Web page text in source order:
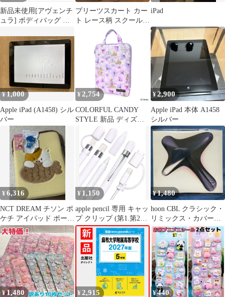
新品未使用[アヴェンチ
ュラ] ボディバッグ ウ
プリーツスカート カー
ト レース柄 スクールス
カート ハイウエスト ロ
リータ フリル ウェスト
ゴム 学院風 Ａライン
M250408-290
iPad
¥1,000
Apple iPad (A1458) シル
バー
¥ 2,754
COLORFUL CANDY
STYLE 新品 ディズニ
ー / タブレット・パソ
コンケース (11インチ) /
Rapunzel /
FASHIONABLE
PRINCESS / ラプンツェ
ル /
¥2,900
Apple iPad 本体 A1458
シルバー
¥6,316
NCT DREAM チソン ポ
ケチ アイパッド ポーチ
+ グリップトック キー
ホルダー
¥ 1,150
apple pencil 専用 キャッ
プ クリップ (第1.第2世
代対応) カバー Ipad ペ
ン 5点セット
¥1,480
hoon CBL クラシック・
リミックス・カバーア
ルバム 紙ジャケット仕
様
¥1,480 ¥2,915 ¥440